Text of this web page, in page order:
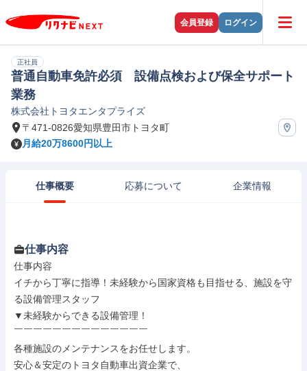
会員登録 ログイン
正社員
普通自動車免許必須 設備点検および保全サポート
業務
株式会社トヨタエンタプライズ
〒471-0826愛知県豊田市トヨタ町
月給20万8600円以上
仕事概要 応募について 企業情報
仕事内容
仕事内容
イチから丁寧に指導！未経験から国家資格も目指せる、施設を守
る設備管理スタッフ
▼未経験からできる設備管理！
￣￣￣￣￣￣￣￣￣￣￣￣￣￣
各種施設のメンテナンスをお任せします。
安心＆安定のトヨタ自動車出資企業で、